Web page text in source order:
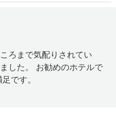
ろまで気配りされてい
した。 お勧めのホテルで
です。